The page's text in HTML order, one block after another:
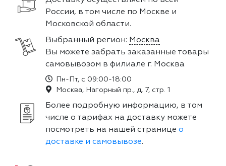
России, в том числе по Москве и
Московской области.
Выбранный регион: Москва
Вы можете забрать заказанные товары
самовывозом в филиале г. Москва
Пн-Пт, с 09:00-18:00
Москва, Нагорный пр., д. 7, стр. 1
Более подробную информацию, в том
числе о тарифах на доставку можете
посмотреть на нашей странице о
доставке и самовывозе.